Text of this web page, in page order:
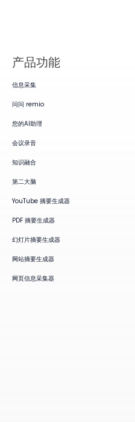
产品​功能
信息采集
问问 remio
您的AI助理
会议录音
知识融合
第二大脑
YouTube 摘要生成器
PDF 摘要生成器
幻灯片摘要生成器
网站摘要生成器
网页信息采集器